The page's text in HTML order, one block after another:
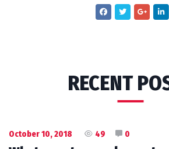
RECENT
October 10, 2018 49 0